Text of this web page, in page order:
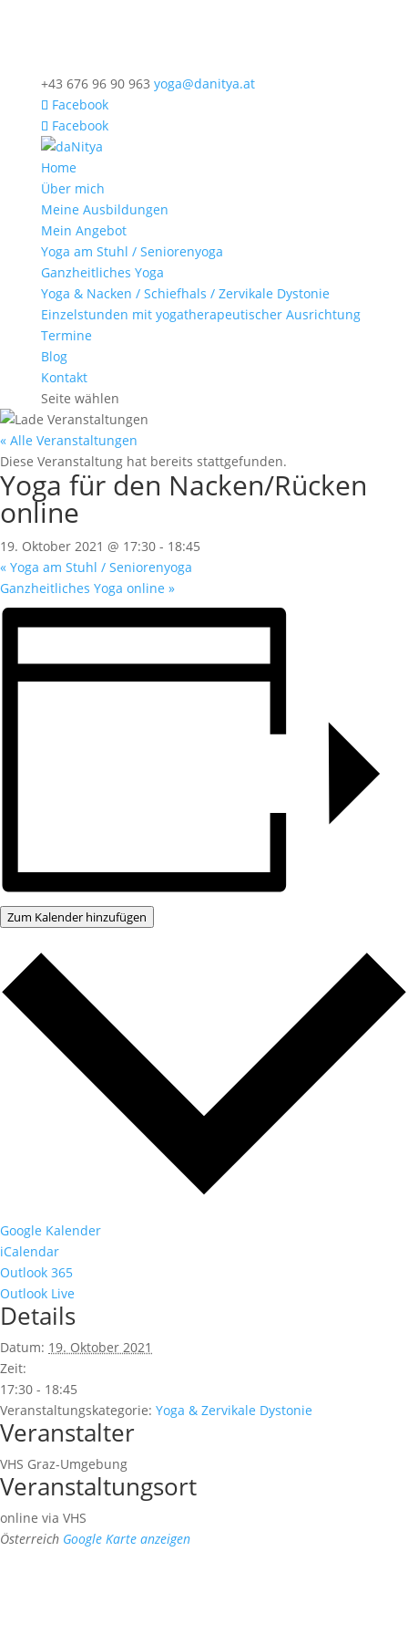
+43 676 96 90 963 yoga@danitya.at
Facebook
Facebook
Home
Über mich
Meine Ausbildungen
Mein Angebot
Yoga am Stuhl / Seniorenyoga
Ganzheitliches Yoga
Yoga & Nacken / Schiefhals / Zervikale Dystonie
Einzelstunden mit yogatherapeutischer Ausrichtung
Termine
Blog
Kontakt
Seite wählen
« Alle Veranstaltungen
Diese Veranstaltung hat bereits stattgefunden.
Yoga für den Nacken/Rücken
online
19. Oktober 2021 @ 17:30 - 18:45
« Yoga am Stuhl / Seniorenyoga
Ganzheitliches Yoga online »
Zum Kalender hinzufügen
Google Kalender
iCalendar
Outlook 365
Outlook Live
Details
Datum: 19. Oktober 2021
Zeit:
17:30 - 18:45
Veranstaltungskategorie: Yoga & Zervikale Dystonie
Veranstalter
VHS Graz-Umgebung
Veranstaltungsort
online via VHS
Österreich Google Karte anzeigen